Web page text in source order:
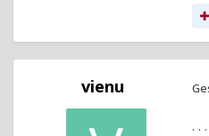
vienu
. .